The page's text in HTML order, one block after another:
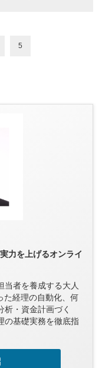
5
力を上げるオンライ
当者を養成する大人
た経理の自動化、何
・資金計画づく
の基礎実務を徹底指